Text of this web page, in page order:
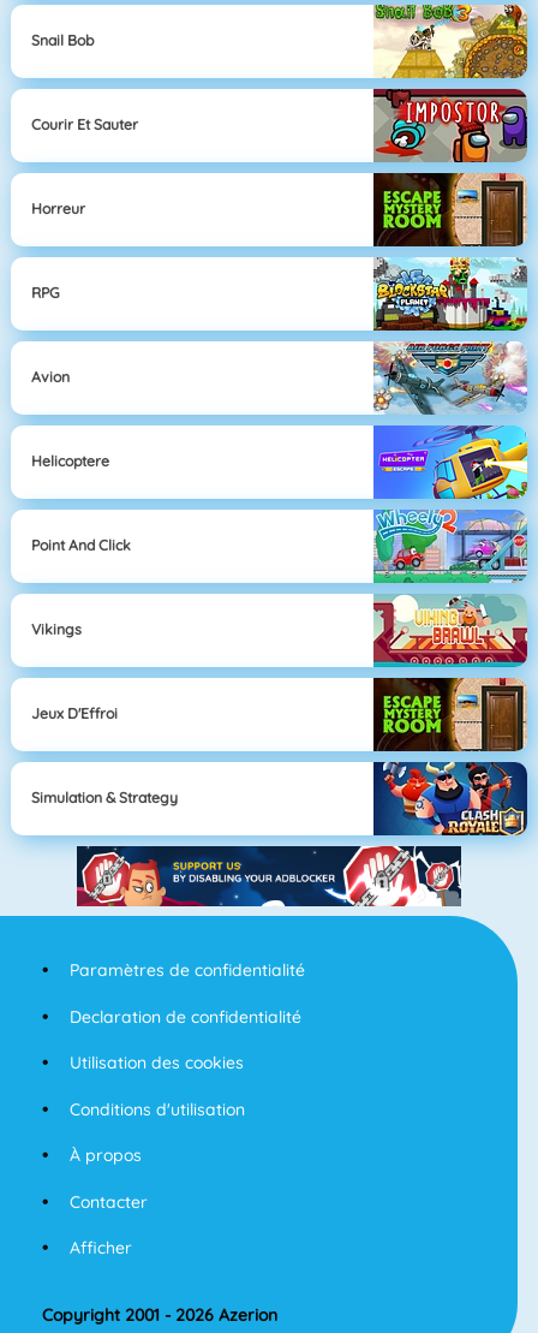
Snail Bob
Courir Et Sauter
Horreur
RPG
Avion
Helicoptere
Point And Click
Vikings
Jeux D'Effroi
Simulation & Strategy
Paramètres de confidentialité
Declaration de confidentialité
Utilisation des cookies
Conditions d'utilisation
À propos
Contacter
Afficher
Copyright 2001 - 2026 Azerion